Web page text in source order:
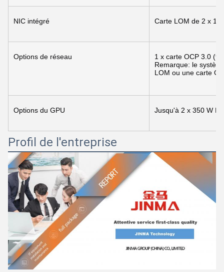
NIC intégré Carte LOM de 2 x 1
Options de réseau
1 x carte OCP 3.0
Remarque: le
LOM ou une carte
Options du GPU Jusqu'à 2 x 350 W
Profil de l'entreprise